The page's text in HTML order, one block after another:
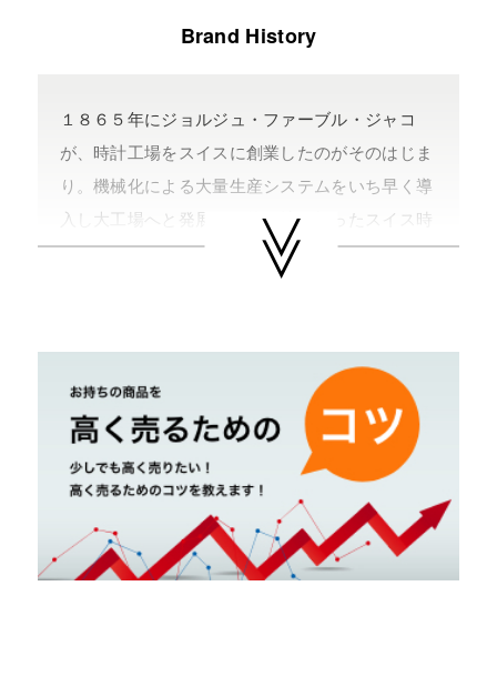
Brand History
１８６５年にジョルジュ・ファーブル・ジャコ
が、時計工場をスイスに創業したのがそのはじま
り。機械化による大量生産システムをいち早く導
入し大工場へと発展、伝統の技に頼ったスイス時
計産業に新風を巻き起こした。そのクオリティー
の高さは、アメリカ軍・ドイツ軍・イギリス軍に
いることが証明している。のちに傑作クロノグラ
フ用ハイビートムーブメント『エル・プリメロ』
（３６０００振動）を開発する。ロレックス社の
デイトナのベースムーヴメントだったことは非常
に有名。それ以外にも、パネライやルイ・ヴィト
ンなどのムーブメント採用される名作。エル・プ
リメロをベースにクロノグラフ機能を省略したム
ーブメント『エリート』も評価が高い。近年はク